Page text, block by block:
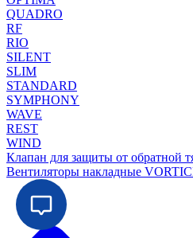
QUADRO
RF
RIO
SILENT
SLIM
STANDARD
SYMPHONY
WAVE
REST
WIND
Клапан для защиты от обратной
Вентиляторы накладные